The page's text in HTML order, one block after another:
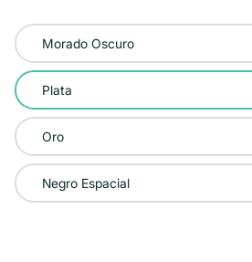
Color:
PlataMorado Oscuro
Plata
Oro
Negro Espacial